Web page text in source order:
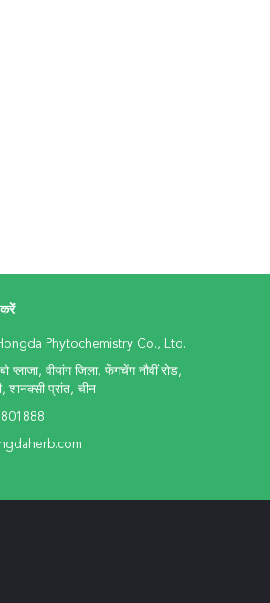
Phytochemistry Co., Ltd.
प्लाजा, वीयांग जिला, फेंगचेंग नौवीं रोड,
शानक्सी प्रांत, चीन